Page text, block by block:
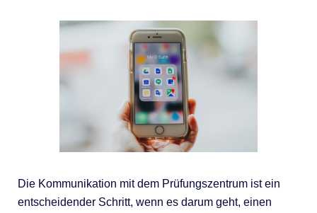
Die Kommunikation mit dem Prüfungszentrum ist ein
entscheidender Schritt, wenn es darum geht, einen